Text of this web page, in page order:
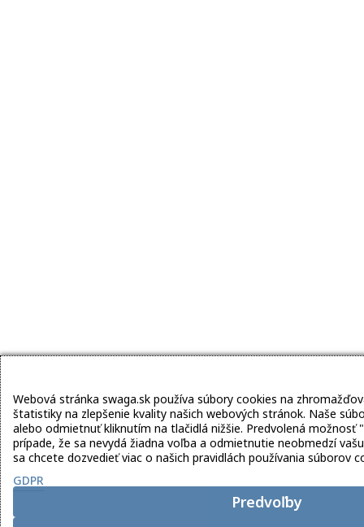
Webová stránka swaga.sk používa súbory cookies na
štatistiky na zlepšenie kvality našich webových stránok. Naše
alebo odmietnuť kliknutím na tlačidlá nižšie. Predvolená možnosť
prípade, že sa nevydá žiadna voľba a odmietnutie neobmedzí
sa chcete dozvedieť viac o našich pravidlách používania súborov
GDPR
Predvoľby